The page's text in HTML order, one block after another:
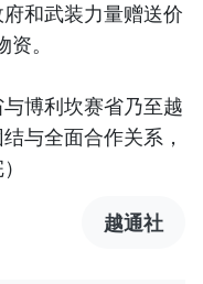
和武装力量赠送价
。
博利坎赛省乃至越
与全面合作关系，
越通社